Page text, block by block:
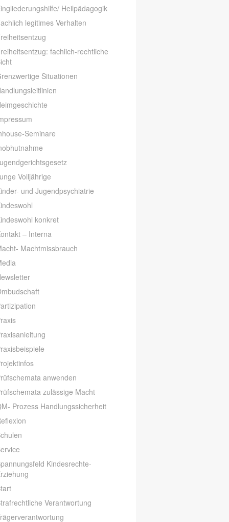
Heilpädagogik
legitimes Verhalten
fachlich-rechtliche
Situationen
Seminare
Volljährige
und Jugendpsychiatrie
konkret
– Interna
Machtmissbrauch
anwenden
zulässige Macht
Prozess Handlungssicherheit
Kindesrechte-
Verantwortung